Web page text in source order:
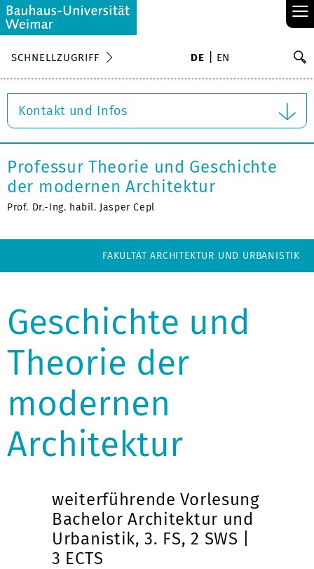
≡
SCHNELLZUGRIFF DE EN
Kontakt und Infos
Professur Theorie und Geschichte
der modernen Architektur
Prof. Dr.-Ing. habil. Jasper Cepl
FAKULTÄT ARCHITEKTUR UND URBANISTIK
Geschichte und
Theorie der
modernen
Architektur
weiterführende Vorlesung
Bachelor Architektur und
Urbanistik, 3. FS, 2 SWS |
3 ECTS